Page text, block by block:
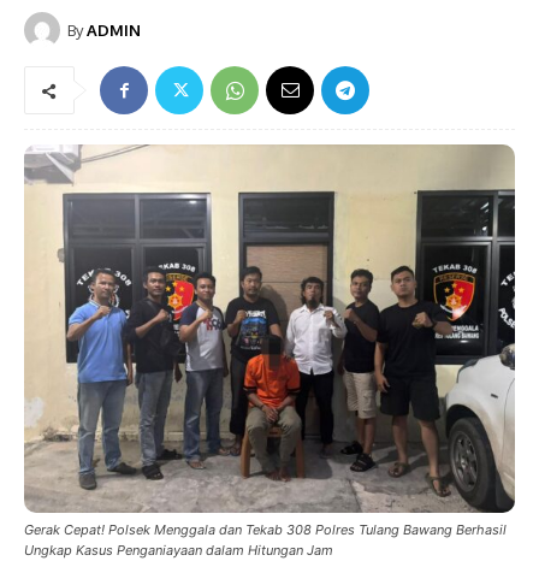
ByADMIN
Gerak Cepat! Polsek Menggala dan Tekab 308 Polres Tulang Bawang Berhasil
Ungkap Kasus Penganiayaan dalam Hitungan Jam